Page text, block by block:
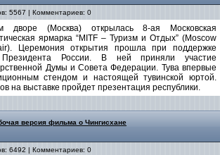
5567 | Комментариев: 0
дворе (Москва) открылась 8-ая Московская
ярмарка “MITF – Туризм и Отдых” (Moscow
Церемония открытия прошла при поддержке
России. В ней приняли участие
Думы и Совета Федерации. Тува впервые
стендом и настоящей тувинской юртой.
на выставке пройдет презентация республики.
версия фильма о Чингисхане
6492 | Комментариев: 0